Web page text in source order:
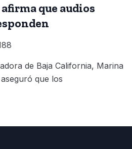
que audios
de Baja California, Marina
que los